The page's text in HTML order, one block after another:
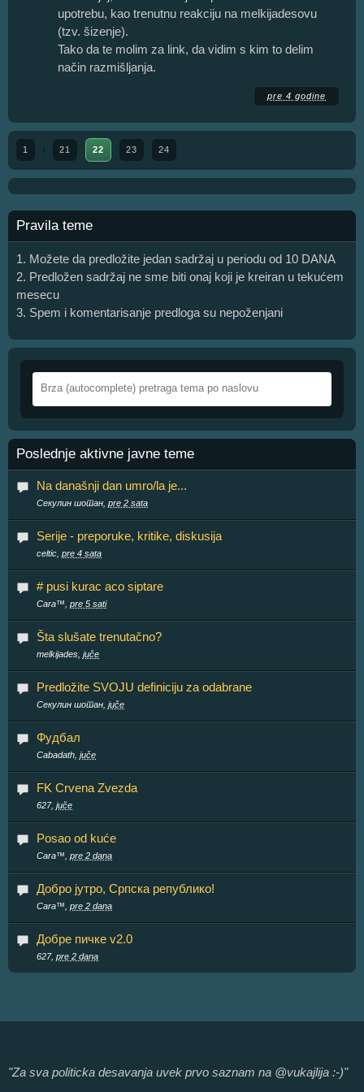
upotrebu, kao trenutnu reakciju na melkijadesovu
(tzv. šizenje).
Tako da te molim za link, da vidim s kim to delim
način razmišljanja.
pre 4 godine
1 21 22 23 24
Pravila teme
1. Možete da predložite jedan sadržaj u periodu od 10 DANA
2. Predložen sadržaj ne sme biti onaj koji je kreiran u tekućem
mesecu
3. Spem i komentarisanje predloga su nepoženjani
Poslednje aktivne javne teme
Na današnji dan umro/la je...
Секулин шотан, pre 2 sata
Serije - preporuke, kritike, diskusija
celtic, pre 4 sata
# pusi kurac aco siptare
Cara™, pre 5 sati
Šta slušate trenutačno?
melkijades, juče
Predložite SVOJU definiciju za odabrane
Секулин шотан, juče
Фудбал
Cabadath, juče
FK Crvena Zvezda
627, juče
Posao od kuće
Cara™, pre 2 dana
Добро јутро, Српска републико!
Cara™, pre 2 dana
Добре пичке v2.0
627, pre 2 dana
"Za sva politicka desavanja uvek prvo saznam na @vukajlija :-)"